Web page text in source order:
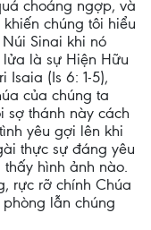
choáng ngợp, và
chúng tôi hiểu
Sinai khi nó
là sự Hiện Hữu
(Is 6: 1-5),
của chúng ta
sợ thánh này cách
yêu gợi lên khi
thực sự đáng yêu
hình ảnh nào.
rực rỡ chính Chúa
lẫn chúng